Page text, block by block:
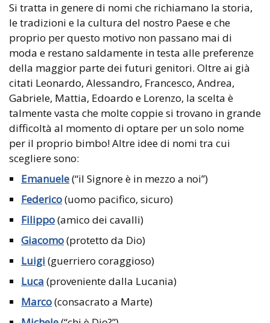
Si tratta in genere di nomi che richiamano la storia,
le tradizioni e la cultura del nostro Paese e che
proprio per questo motivo non passano mai di
moda e restano saldamente in testa alle preferenze
della maggior parte dei futuri genitori. Oltre ai già
citati Leonardo, Alessandro, Francesco, Andrea,
Gabriele, Mattia, Edoardo e Lorenzo, la scelta è
talmente vasta che molte coppie si trovano in grande
difficoltà al momento di optare per un solo nome
per il proprio bimbo! Altre idee di nomi tra cui
scegliere sono:
Emanuele(“il Signore è in mezzo a noi”)
Federico(uomo pacifico, sicuro)
Filippo(amico dei cavalli)
Giacomo(protetto da Dio)
Luigi (guerriero coraggioso)
Luca (proveniente dalla Lucania)
Marco(consacrato a Marte)